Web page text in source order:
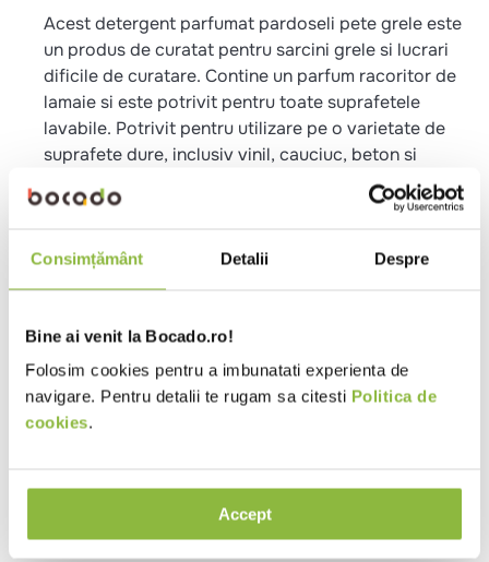
Consimțământ Detalii Despre
Bine ai venit la Bocado.ro!
Folosim cookies pentru a imbunatati experienta de
navigare. Pentru detalii te rugam sa citesti Politica de
cookies.
Accept
Acest detergent parfumat pardoseli pete grele este
un produs de curatat pentru sarcini grele si lucrari
dificile de curatare. Contine un parfum racoritor de
lamaie si este potrivit pentru toate suprafetele
lavabile. Potrivit pentru utilizare pe o varietate de
suprafete dure, inclusiv vinil, cauciuc, beton si
vopsea. Parfumul de lamaie lasa un parfum proaspat
și il face extrem de placut de utilizat.
Specificatii
Tip produs
Utilizare detergent
Multi-suprafete
Parfum
Dilutie
,01